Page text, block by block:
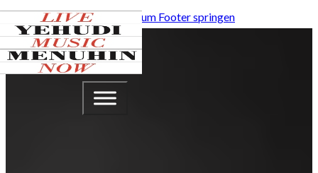
Zum Hauptinhalt springen Zum Footer springen